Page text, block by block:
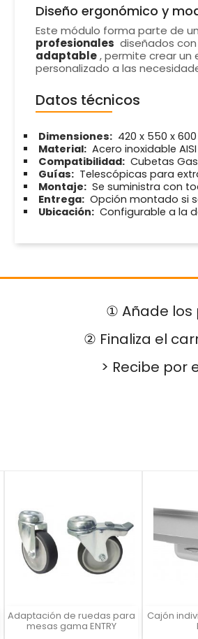
Diseño ergonómico y
Este módulo forma parte de
profesionales diseñados
adaptable , permite crear
personalizado a las
Datos técnicos
Dimensiones: 420 x 550 x
Material: Acero inoxidable
Compatibilidad: Cubetas
Guías: Telescópicas para
Montaje: Se suministra con
Entrega: Opción montado si
Ubicación: Configurable a la
① Añade los
② Finaliza el
> Recibe por
Adaptación de ruedas para
mesas gama ENTRY 
Vista rápida Cajón